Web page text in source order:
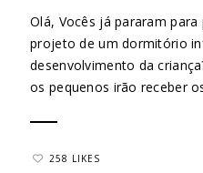
Olá, Vocês já pararam
projeto de um dormitório
desenvolvimento da
os pequenos irão receber
258 LIKES